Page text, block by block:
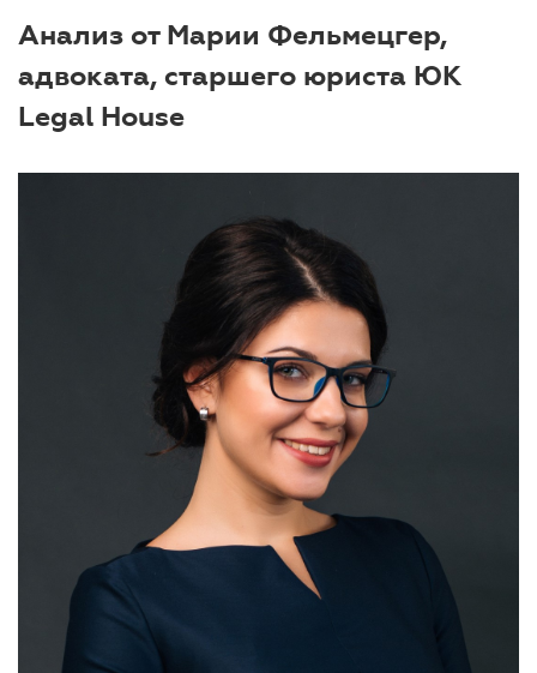
Анализ от Марии Фельмецгер,
адвоката, старшего юриста ЮК
Legal House